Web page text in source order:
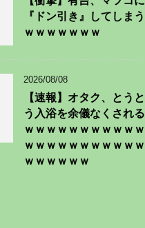
『ドン引き』してしまう
ｗｗｗｗｗｗｗ
2026/08/08
【速報】オタク、とうと
う入浴を余儀なくされる
ｗｗｗｗｗｗｗｗｗｗｗ
ｗｗｗｗｗｗｗｗｗｗｗ
ｗｗｗｗｗｗ